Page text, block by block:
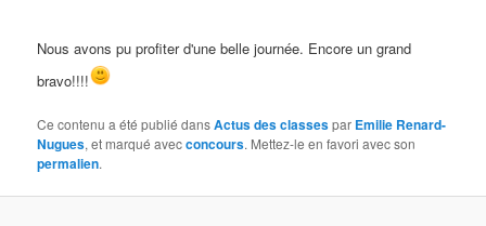
Nous avons pu profiter d'une belle journée. Encore un grand
bravo!!!!
Ce contenu a été publié dansActus des classespar Emilie Renard-
Nugues, et marqué avecconcours. Mettez-le en favori avec son
permalien.